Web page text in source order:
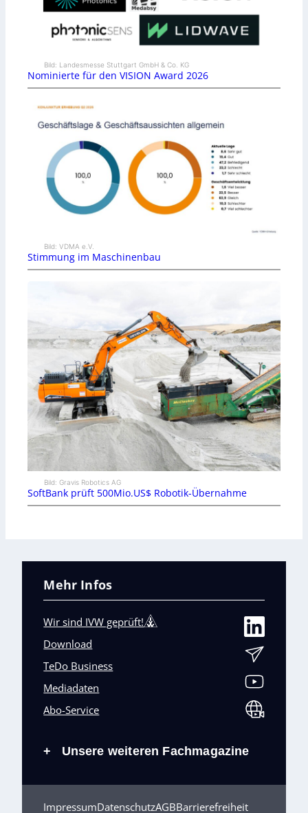
Bild: Landesmesse Stuttgart GmbH & Co. KG
Nominierte für den VISION Award 2026
Bild: VDMA e.V.
Stimmung im Maschinenbau
Bild: Gravis Robotics AG
SoftBank prüft 500Mio.US$ Robotik-Übernahme
Mehr Infos
Wir sind IVW geprüft!
Download
TeDo Business
Mediadaten
Abo-Service
+ Unsere weiteren Fachmagazine
ImpressumDatenschutzAGBBarrierefreiheit